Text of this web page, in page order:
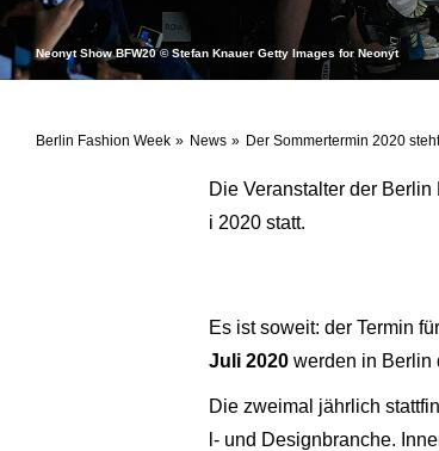
Berlin Fashion Week News Der Sommertermin 2020
Neonyt Show BFW20 © Stefan Knauer Getty Images for Neonyt
Die Veranstalter der
i 2020 statt.
Es ist soweit: der Termin
Juli 2020werden in Berlin
Die zweimal jährlich
l- und Designbranche.